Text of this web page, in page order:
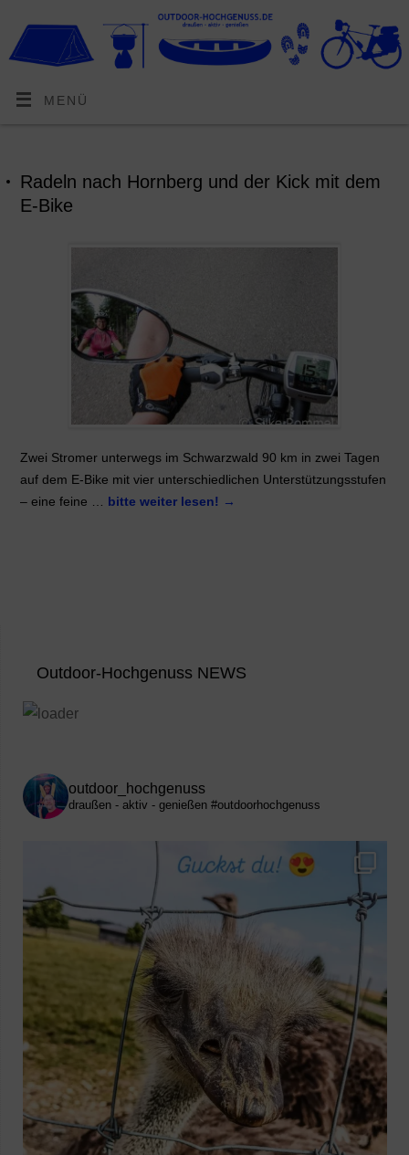
MENÜ
Radeln nach Hornberg und der Kick mit dem
E-Bike
Zwei Stromer unterwegs im Schwarzwald 90 km in zwei Tagen
auf dem E-Bike mit vier unterschiedlichen Unterstützungsstufen
– eine feine … bitte weiter lesen! →
Outdoor-Hochgenuss NEWS
outdoor_hochgenuss
draußen - aktiv - genießen #outdoorhochgenuss